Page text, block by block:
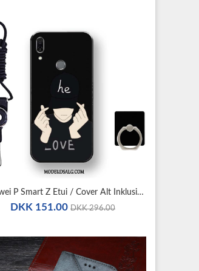
Huawei P Smart Z Etui / Cover Alt Inklusive Beskyttelse Sort Blød
DKK 151.00 DKK 296.00